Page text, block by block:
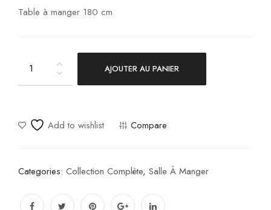
Table à manger 180 cm
quantity
AJOUTER AU PANIER
Add to wishlist Compare
Categories: Collection Complète, Salle À Manger